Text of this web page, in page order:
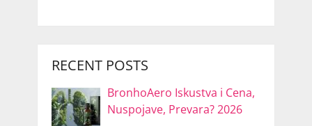
RECENT POSTS
BronhoAero Iskustva i Cena,
Nuspojave, Prevara? 2026